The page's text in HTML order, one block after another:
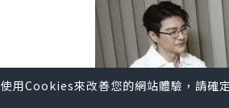
用Cookies來改善您的網站體驗，請確